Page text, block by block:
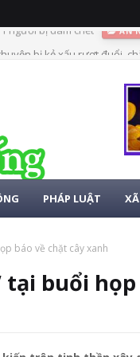
bị kẻ xấu rượt đuổi,
PHÁP LUẬT
báo về chặt cây xanh
tại buổi